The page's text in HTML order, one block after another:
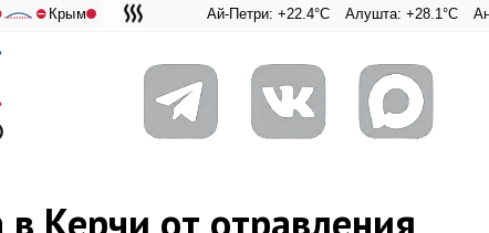
Ай-Петри: +22.4°C Алушта: +28.1°C Ангарский
⛔ Крым
Керчи от отравления